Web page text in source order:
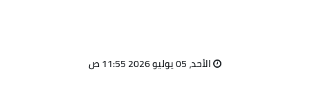
الأحد، 05 يوليو 2026 11:55 ص